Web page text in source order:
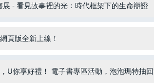
展 - 看見故事裡的光：時代框架下的生命辯證
頁版全新上線！
U你享好禮！ 電子書專區活動，泡泡瑪特抽